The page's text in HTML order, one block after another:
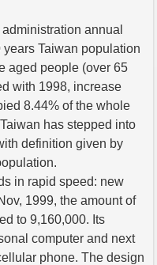
annual
Taiwan population
aged people (over 65
with 1998, increase
8.44% of the whole
has stepped into
definition given by
in rapid speed: new
1999, the amount of
to 9,160,000. Its
computer and next
phone. The design